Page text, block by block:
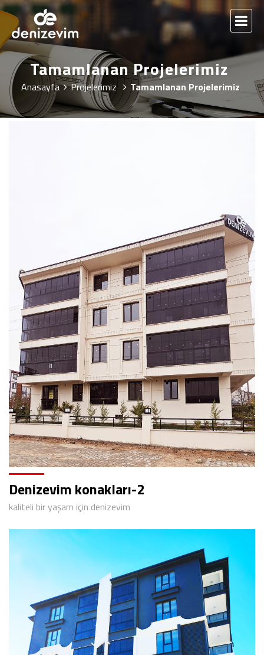
Tamamlanan Projelerimiz
Anasayfa Projelerimiz Tamamlanan Projelerimiz
Denizevim konakları-2
kaliteli bir yaşam için denizevim